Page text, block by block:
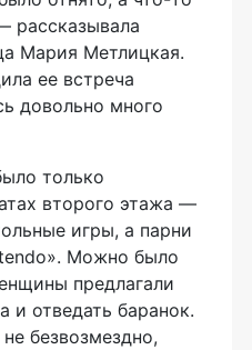
рассказывала
Мария Метлицкая.
ее встреча
довольно много
только
второго этажа —
игры, а парни
Можно было
предлагали
и отведать баранок.
безвозмездно,